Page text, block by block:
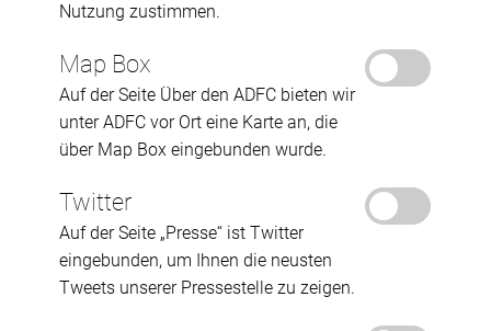
Nutzung zustimmen.
Map Box
Auf der Seite Über den ADFC bieten wir
unter ADFC vor Ort eine Karte an, die
über Map Box eingebunden wurde.
Twitter
Auf der Seite „Presse“ ist Twitter
eingebunden, um Ihnen die neusten
Tweets unserer Pressestelle zu zeigen.